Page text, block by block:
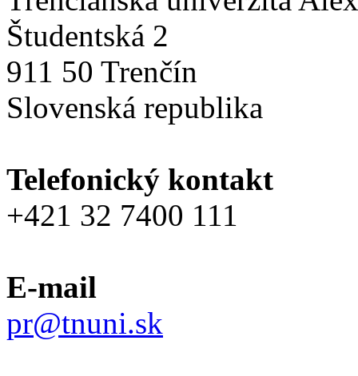
Študentská 2
911 50 Trenčín
Slovenská republika
Telefonický kontakt
+421 32 7400 111
E-mail
pr@tnuni.sk